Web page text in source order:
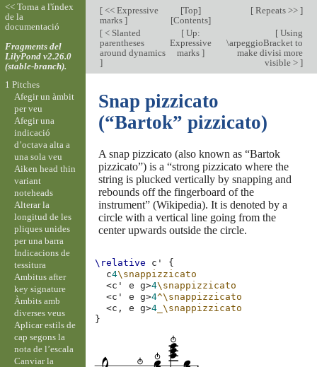
[<< Expressive
marks ]
[Top]
[Contents]
[Repeats >> ]
[< Slanted
parentheses
around dynamics
]
[Up:
Expressive
marks ]
[Using
\arpeggioBracket to
make divisi more
visible > ]
Snap pizzicato
(“Bartok” pizzicato)
A snap pizzicato (also known as “Bartok
pizzicato”) is a “strong pizzicato where the
string is plucked vertically by snapping and
rebounds off the fingerboard of the
instrument” (Wikipedia). It is denoted by a
circle with a vertical line going from the
center upwards outside the circle.
\relative c'
{
c4\snappizzicato
<c' e g>4\snappizzicato
<c' e g>4^\snappizzicato
<c, e g>4 _\snappizzicato
}
<< Torna a l'índex
de la
documentació
Fragments del
LilyPond v2.26.0
(stable-branch).
1 Pitches
Afegir un àmbit
per veu
Afegir una
indicació
d’octava alta a
una sola veu
Aiken head thin
variant
noteheads
Alterar la
longitud de les
pliques unides
per una barra
Indicacions de
tessitura
Ambitus after
key signature
Àmbits amb
diverses veus
Aplicar estils de
cap segons la
nota de l’escala
Canviar la